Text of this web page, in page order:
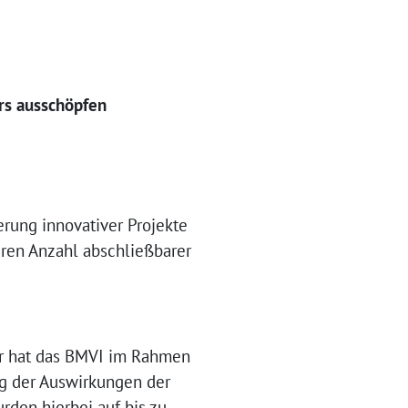
ausschöpfen
innovativer Projekte
Anzahl abschließbarer
das BMVI im Rahmen
der Auswirkungen der